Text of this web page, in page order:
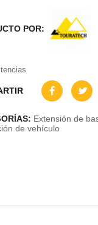
POR:
Extensión de
de vehículo